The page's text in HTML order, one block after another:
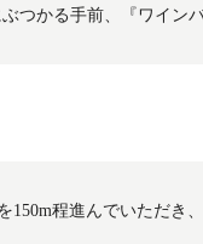
ぶつかる手前、『ワイン
150m程進んでいただき